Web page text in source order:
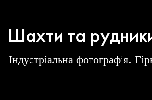
Шахти та
Індустріальна фотографія.